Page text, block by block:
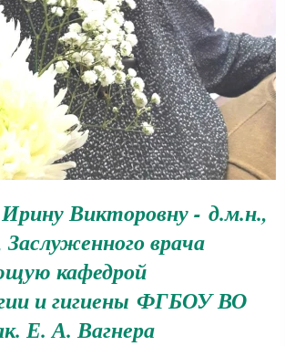
Викторовну - д.м.н.,
Заслуженного врача
кафедрой
и гигиены ФГБОУ ВО
Е. А. Вагнера